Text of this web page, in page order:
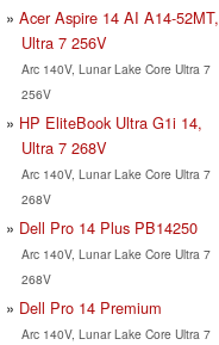
Acer Aspire 14 AI A14-52MT,
Ultra 7 256V
Arc 140V, Lunar Lake Core Ultra 7
256V
HP EliteBook Ultra G1i 14,
Ultra 7 268V
Arc 140V, Lunar Lake Core Ultra 7
268V
Dell Pro 14 Plus PB14250
Arc 140V, Lunar Lake Core Ultra 7
268V
Dell Pro 14 Premium
Arc 140V, Lunar Lake Core Ultra 7